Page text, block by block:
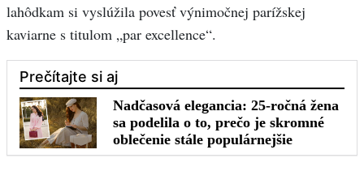
lahôdkam si vyslúžila povesť výnimočnej parížskej
kaviarne s titulom „par excellence“.